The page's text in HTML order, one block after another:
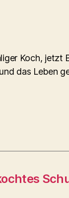
Koch, jetzt
das Leben